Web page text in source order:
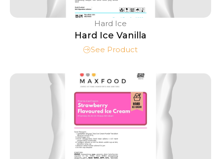
Hard Ice
Hard Ice Vanilla
See Product